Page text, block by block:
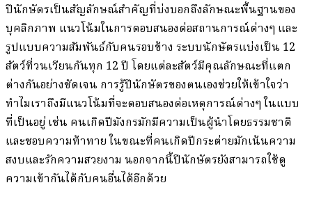
ปีนักษัตรเป็นสัญลักษณ์สำคัญที่บ่งบอกถึงลักษณะพื้นฐานของ
บุคลิกภาพ แนวโน้มในการตอบสนองต่อสถานการณ์ต่างๆ และ
รูปแบบความสัมพันธ์กับคนรอบข้าง ระบบนักษัตรแบ่งเป็น 12
สัตว์ที่วนเวียนกันทุก 12 ปี โดยแต่ละสัตว์มีคุณลักษณะที่แตก
ต่างกันอย่างชัดเจน การรู้ปีนักษัตรของตนเองช่วยให้เข้าใจว่า
ทำไมเราถึงมีแนวโน้มที่จะตอบสนองต่อเหตุการณ์ต่างๆ ในแบบ
ที่เป็นอยู่ เช่น คนเกิดปีมังกรมักมีความเป็นผู้นำโดยธรรมชาติ
และชอบความท้าทาย ในขณะที่คนเกิดปีกระต่ายมักเน้นความ
สงบและรักความสวยงาม นอกจากนี้ปีนักษัตรยังสามารถใช้ดู
ความเข้ากันได้กับคนอื่นได้อีกด้วย